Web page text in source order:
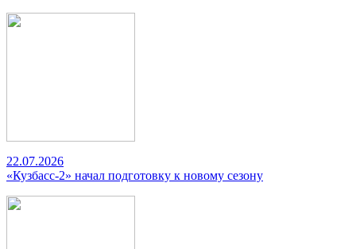
22.07.2026
«Кузбасс-2» начал подготовку к новому сезону